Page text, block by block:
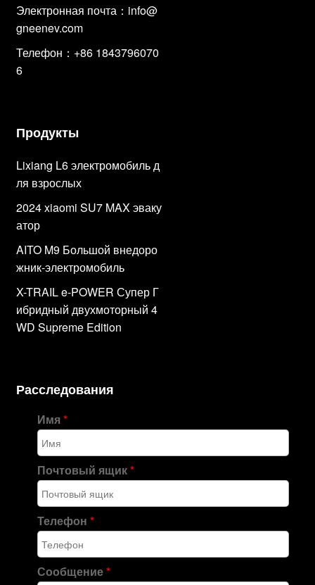
Электронная почта： info@
gneenev.com
Телефон：+86 1843796070
6
Продукты
Lixiang L6 электромобиль д
ля взрослых
2024 xiaomi SU7 MAX эваку
атор
AITO M9 Большой внедоро
жник-электромобиль
X-TRAIL e-POWER Супер Г
ибридный двухмоторный 4
WD Supreme Edition
Расследования
Имя*
Почтовый ящик*
Телефон*
Сообщение*